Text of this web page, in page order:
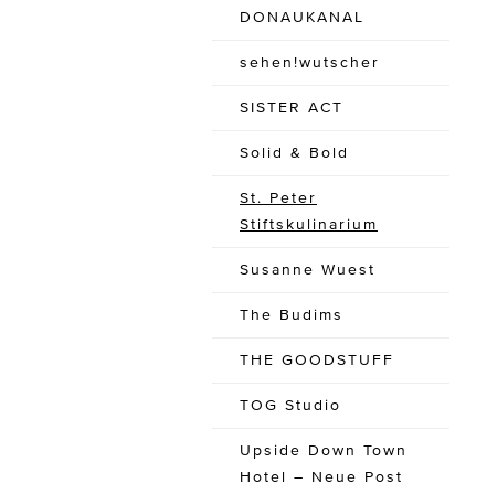
DONAUKANAL
sehen!wutscher
SISTER ACT
Solid & Bold
St. Peter
Stiftskulinarium
Susanne Wuest
The Budims
THE GOODSTUFF
TOG Studio
Upside Down Town
Hotel – Neue Post